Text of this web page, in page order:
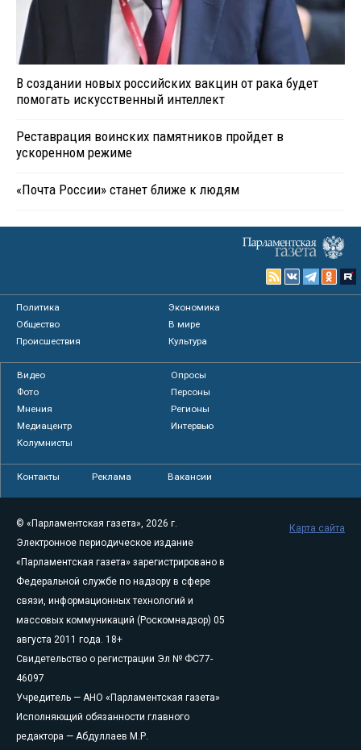
В создании новых российских вакцин от рака будет
помогать искусственный интеллект
Реставрация воинских памятников пройдет в
ускоренном режиме
«Почта России» станет ближе к людям
Политика
Экономика
Общество
В мире
Происшествия
Культура
Видео
Опросы
Фото
Персоны
Мнения
Регионы
Медиацентр
Интервью
Колумнисты
Контакты Реклама Вакансии
© «Парламентская газета», 2026 г.
Электронное периодическое издание
«Парламентская газета» зарегистрировано в
Федеральной службе по надзору в сфере
связи, информационных технологий и
массовых коммуникаций (Роскомнадзор) 05
августа 2011 года. 18+
Свидетельство о регистрации Эл № ФС77-
46097
Учредитель — АНО «Парламентская газета»
Исполняющий обязанности главного
редактора — Абдуллаев М.Р.
Карта сайта